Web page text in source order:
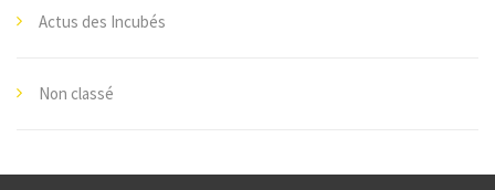
Actus des Incubés
Non classé